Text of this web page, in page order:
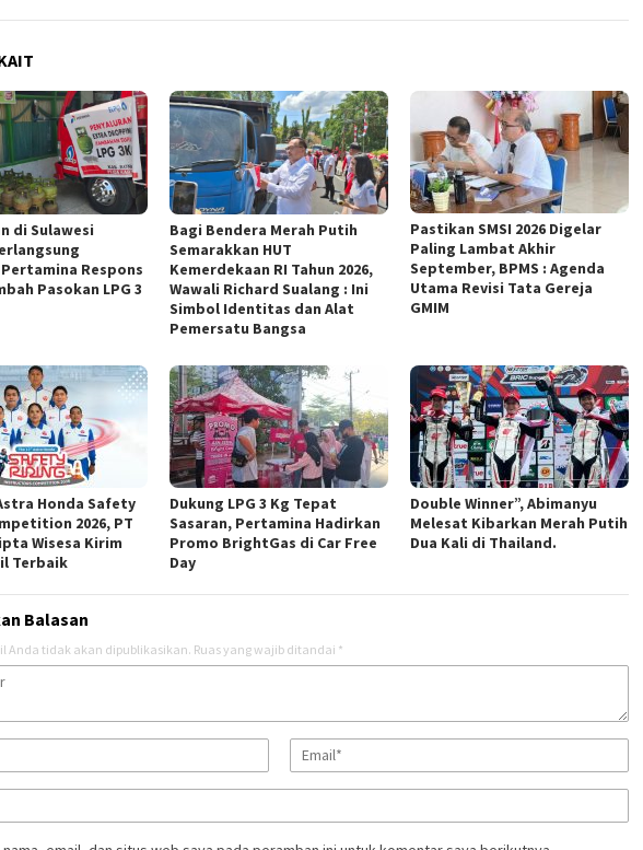
di Sulawesi
Respons
Pasokan LPG 3
Bagi Bendera Merah Putih
Semarakkan HUT
Kemerdekaan RI Tahun 2026,
Wawali Richard Sualang : Ini
Simbol Identitas dan Alat
Pemersatu Bangsa
Pastikan SMSI 2026 Digelar
Paling Lambat Akhir
September, BPMS : Agenda
Utama Revisi Tata Gereja
GMIM
Honda Safety
2026, PT
Wisesa Kirim
Terbaik
Dukung LPG 3 Kg Tepat
Sasaran, Pertamina Hadirkan
Promo BrightGas di Car Free
Day
Double Winner”, Abimanyu
Melesat Kibarkan Merah Putih
Dua Kali di Thailand.
Balasan
Anda tidak akan dipublikasikan. Ruas yang wajib ditandai *